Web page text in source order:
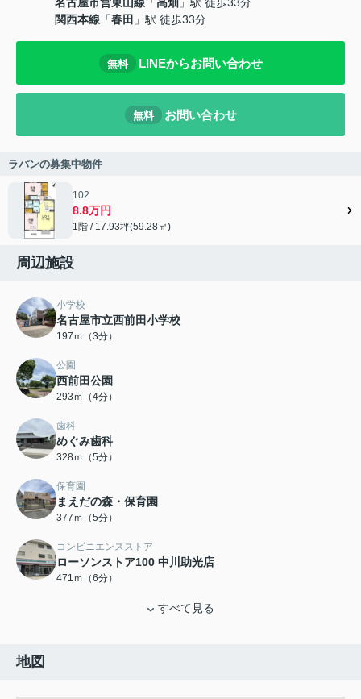
名古屋市営東山線 「高畑 」駅 徒歩33分
関西本線 「春田 」駅 徒歩33分
無料 LINEからお問い合わせ
無料 お問い合わせ
ラパンの募集中物件
102
8.8万円
1階 / 17.93坪(59.28㎡)
周辺施設
小学校
名古屋市立西前田小学校
197ｍ（3分）
公園
西前田公園
293ｍ（4分）
歯科
めぐみ歯科
328ｍ（5分）
保育園
まえだの森・保育園
377ｍ（5分）
コンビニエンスストア
ローソンストア100 中川助光店
471ｍ（6分）
すべて見る
地図